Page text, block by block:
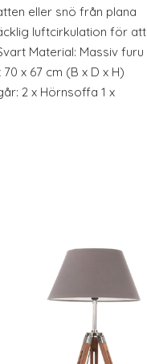
eller snö från plana
luftcirkulation för att
Material: Massiv furu
x 67 cm (B x D x H)
2 x Hörnsoffa 1 x